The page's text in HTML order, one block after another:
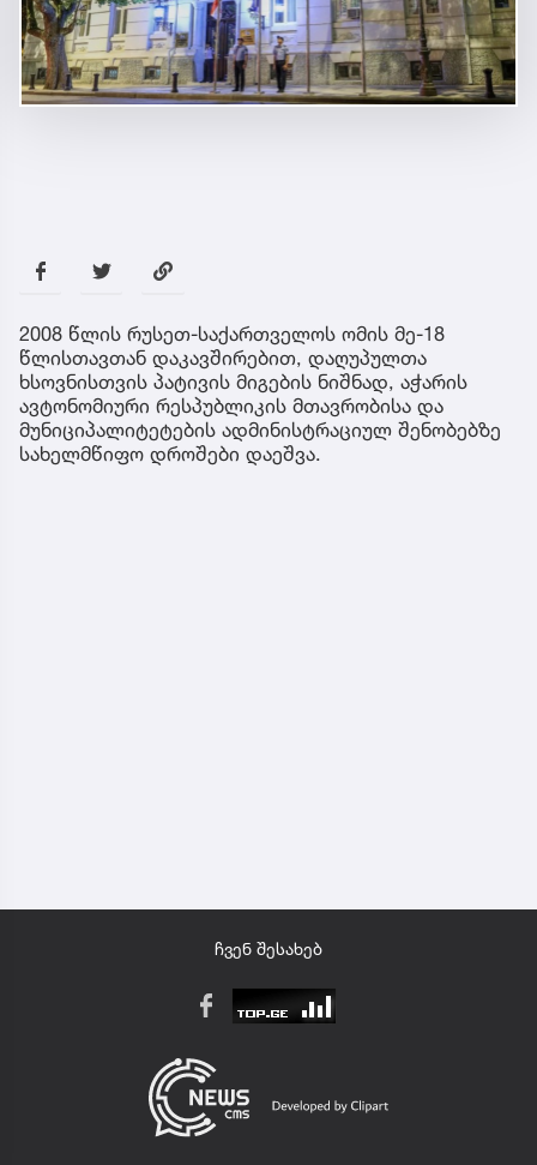
2008 წლის რუსეთ-საქართველოს ომის მე-18
წლისთავთან დაკავშირებით, დაღუპულთა
ხსოვნისთვის პატივის მიგების ნიშნად, აჭარის
ავტონომიური რესპუბლიკის მთავრობისა და
მუნიციპალიტეტების ადმინისტრაციულ შენობებზე
სახელმწიფო დროშები დაეშვა.
ჩვენ შესახებ